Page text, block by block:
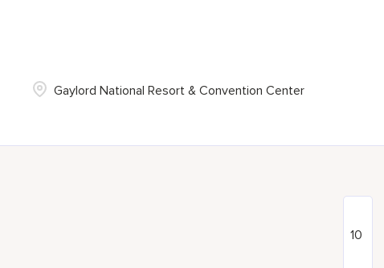
Gaylord National Resort & Convention Center